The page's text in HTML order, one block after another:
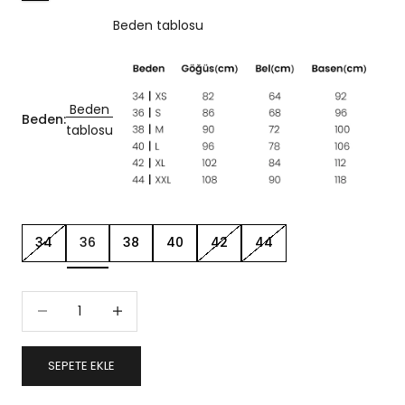
Beden:
Beden
tablosu
Beden tablosu
34 36 38 40 42 44
SEPETE EKLE